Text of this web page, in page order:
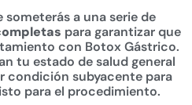
someterás a una serie de
para garantizar que
con Botox Gástrico.
tu estado de salud general
condición subyacente para
para el procedimiento.